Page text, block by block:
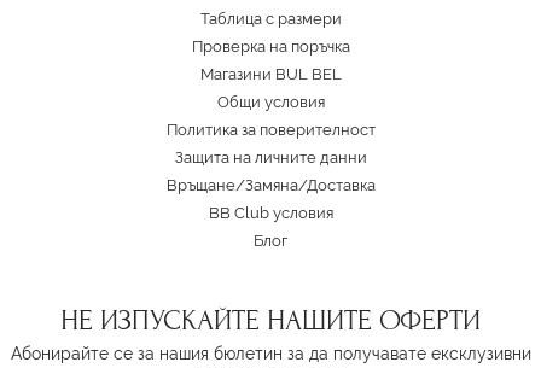
Таблица с размери
Проверка на поръчка
Магазини BUL BEL
Oбщи условия
Политика за поверителност
Защита на личните данни
Връщане/Замяна/Доставка
BB Club условия
Блог
НЕ ИЗПУСКАЙТЕ НАШИТЕ ОФЕРТИ
Абонирайте се за нашия бюлетин за да получавате ексклузивни